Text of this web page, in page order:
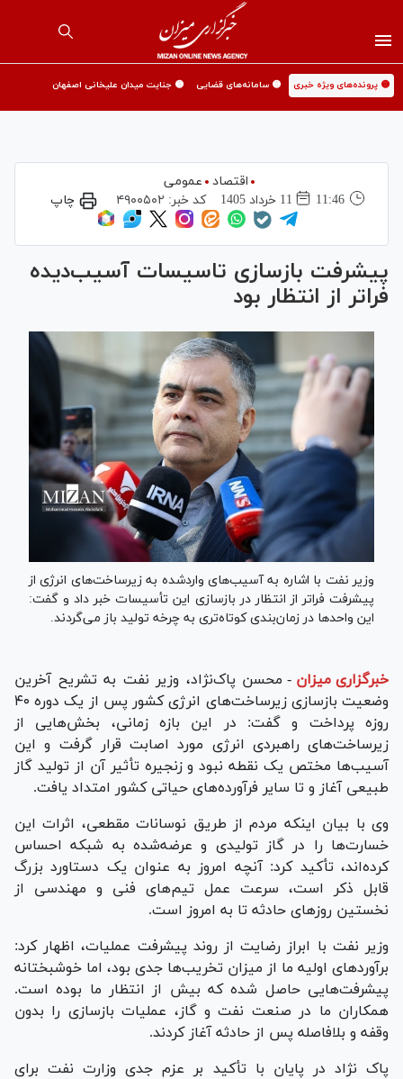
🟡 پرونده‌های ویژه خبری 🟡 سامانه‌های قضایی 🟡 جنایت میدان علیخانی اصفهان
اقتصاد
عمومی
11:46
11 خرداد 1405 کد خبر: ۴۹۰۰۵۰۲ چاپ
پیشرفت بازسازی تاسیسات آسیب‌دیده
فراتر از انتظار بود
وزیر نفت با اشاره به آسیب‌های واردشده به زیرساخت‌های انرژی از
پیشرفت فراتر از انتظار در بازسازی این تأسیسات خبر داد و گفت:
این واحد‌ها در زمان‌بندی کوتاه‌تری به چرخه تولید باز می‌گردند.
خبرگزاری میزان - محسن پاک‌نژاد، وزیر نفت به تشریح آخرین
وضعیت بازسازی زیرساخت‌های انرژی کشور پس از یک دوره ۴۰
روزه پرداخت و گفت: در این بازه زمانی، بخش‌هایی از
زیرساخت‌های راهبردی انرژی مورد اصابت قرار گرفت و این
آسیب‌ها مختص یک نقطه نبود و زنجیره تأثیر آن از تولید گاز
طبیعی آغاز و تا سایر فرآورده‌های حیاتی کشور امتداد یافت.
وی با بیان اینکه مردم از طریق نوسانات مقطعی، اثرات این
خسارت‌ها را در گاز تولیدی و عرضه‌شده به شبکه احساس
کرده‌اند، تأکید کرد: آنچه امروز به عنوان یک دستاورد بزرگ
قابل ذکر است، سرعت عمل تیم‌های فنی و مهندسی از
نخستین روز‌های حادثه تا به امروز است.
وزیر نفت با ابراز رضایت از روند پیشرفت عملیات، اظهار کرد:
برآورد‌های اولیه ما از میزان تخریب‌ها جدی بود، اما خوشبختانه
پیشرفت‌هایی حاصل شده که بیش از انتظار ما بوده است.
همکاران ما در صنعت نفت و گاز، عملیات بازسازی را بدون
وقفه و بلافاصله پس از حادثه آغاز کردند.
پاک نژاد در پایان با تأکید بر عزم جدی وزارت نفت برای